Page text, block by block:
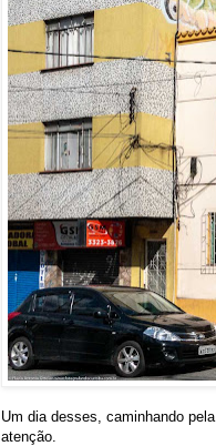
Um dia desses, caminhando
atenção.